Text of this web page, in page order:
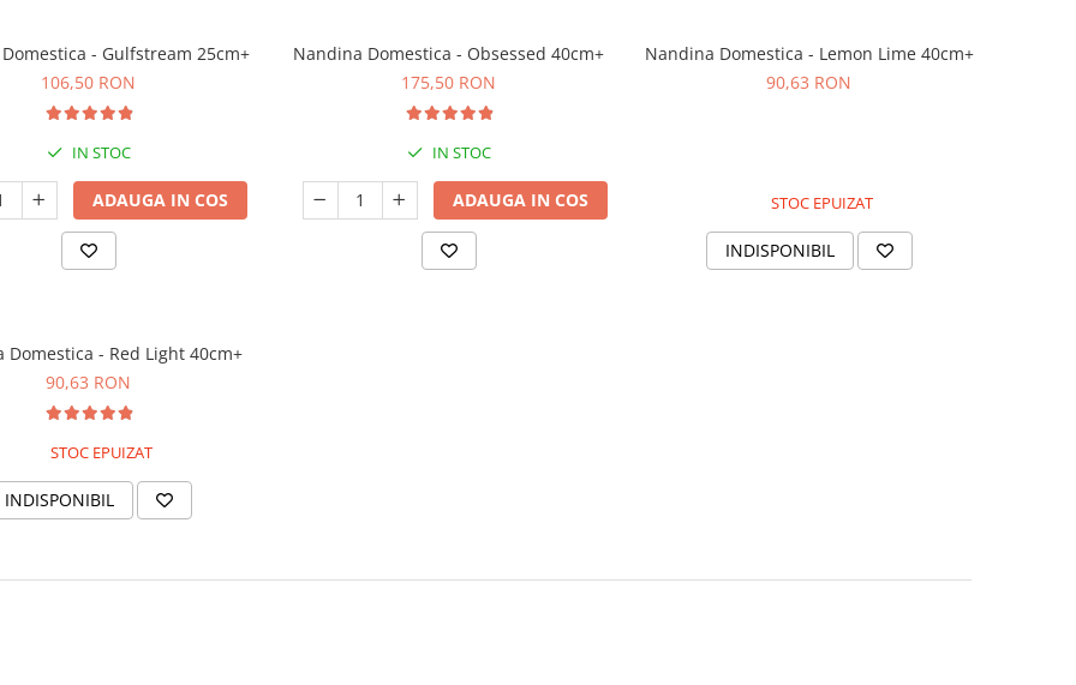
- Gulfstream 25cm+
106,50 RON
IN STOC
ADAUGA IN COS
Nandina Domestica - Obsessed 40cm+
175,50 RON
IN STOC
ADAUGA IN COS
Nandina Domestica - Lemon Lime 40cm+
90,63 RON
STOC EPUIZAT
INDISPONIBIL
Domestica - Red Light 40cm+
90,63 RON
STOC EPUIZAT
INDISPONIBIL